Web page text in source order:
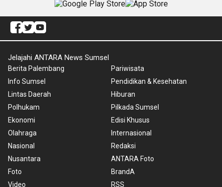
Jelajahi ANTARA News Sumsel
Berita Palembang
Info Sumsel
Lintas Daerah
Polhukam
Ekonomi
Olahraga
Nasional
Nusantara
Foto
Video
Pariwisata
Pendidikan & Kesehatan
Hiburan
Pilkada Sumsel
Edisi Khusus
Internasional
Redaksi
ANTARA Foto
BrandA
RSS